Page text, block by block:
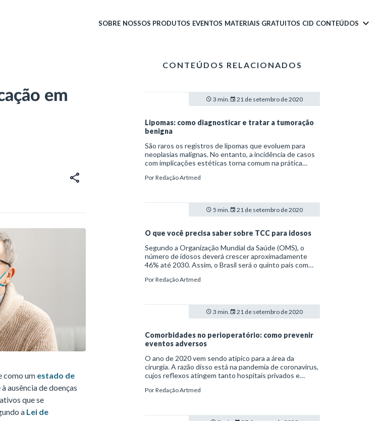
SOBRE NOSSOS PRODUTOS EVENTOS MATERIAIS GRATUITOS CID CONTEÚDOS
em
como um estado de
ausência de doenças
que se
a Lei de
CONTEÚDOS RELACIONADOS
3 min. 21 de setembro de 2020
Lipomas: como diagnosticar e tratar a tumoração
benigna
São raros os registros de lipomas que evoluem para
neoplasias malignas. No entanto, a incidência de casos
com implicações estéticas torna comum na prática
PorRedação Artmed
5 min. 21 de setembro de 2020
O que você precisa saber sobre TCC para idosos
Segundo a Organização Mundial da Saúde (OMS), o
número de idosos deverá crescer aproximadamente
46% até 2030. Assim, o Brasil será o quinto país com
importantes sinais de alerta. É junto a esse público, por
à vulnerabilidade social.
PorRedação Artmed
3 min. 21 de setembro de 2020
Comorbidades no perioperatório: como prevenir
eventos adversos
O ano de 2020 vem sendo atípico para a área da
cirurgia. A razão disso está na pandemia de coronavírus,
cujos reflexos atingem tanto hospitais privados e
Saúde (SUS), a queda no número de cirurgias eletivas,
anestésicos e leitos, além do risco de contaminação
PorRedação Artmed